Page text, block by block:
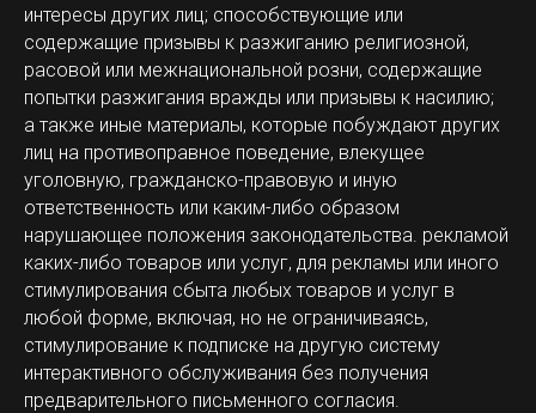
интересы других лиц; способствующие или
содержащие призывы к разжиганию религиозной,
расовой или межнациональной розни, содержащие
попытки разжигания вражды или призывы к насилию;
а также иные материалы, которые побуждают других
лиц на противоправное поведение, влекущее
уголовную, гражданско-правовую и иную
ответственность или каким-либо образом
нарушающее положения законодательства. рекламой
каких-либо товаров или услуг, для рекламы или иного
стимулирования сбыта любых товаров и услуг в
любой форме, включая, но не ограничиваясь,
стимулирование к подписке на другую систему
интерактивного обслуживания без получения
предварительного письменного согласия.